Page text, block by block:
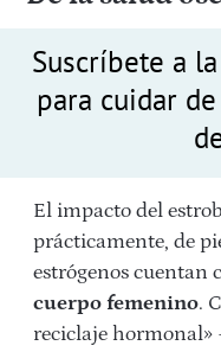
Suscríbete a
para cuidar
El impacto del
prácticamente, de
estrógenos cuentan
cuerpo femenino.
reciclaje